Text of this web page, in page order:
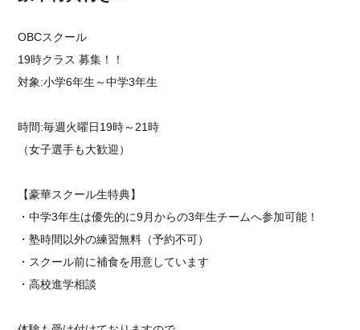
OBCスクール⁡
19時クラス 募集！！⁡
対象:小学6年生～中学3年生
時間:毎週火曜日19時～21時
（女子選手も大歓迎）
【豪華スクール生特典】
・中学3年生は優先的に9月からの3年生チームへ参加可能！
・塾時間以外の練習無料（予約不可）
・スクール前に補食を用意しています
・高校進学相談